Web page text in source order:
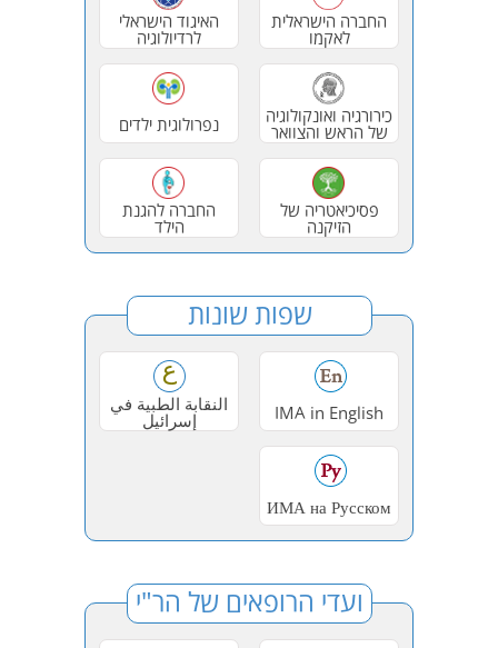
החברה הישראלית
לאקמו האיגוד הישראלי
לרדיולוגיה
כירורגיה ואונקולוגיה
של הראש והצוואר נפרולוגית ילדים
פסיכיאטריה של
הזיקנה החברה להגנת
הילד
שפות שונות
IMA in English النقابة الطبية في
إسرائيل
ИМА на Русском
ועדי הרופאים של הר"י